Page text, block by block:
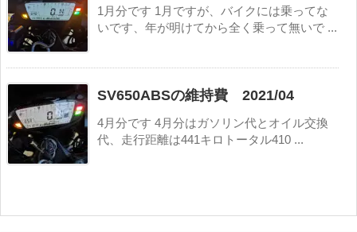
1月分です 1月ですが、バイクには乗ってな
いです、年が明けてから全く乗って無いで ...
SV650ABSの維持費 2021/04
4月分です 4月分はガソリン代とオイル交換
代、走行距離は441キロトータル410 ...